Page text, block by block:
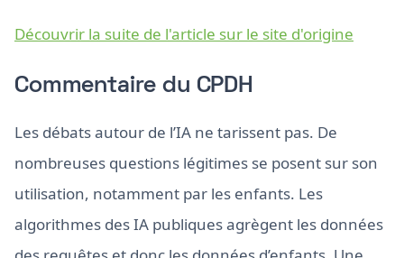
Découvrir la suite de l'article sur le site d'origine
Commentaire du CPDH
Les débats autour de l’IA ne tarissent pas. De
nombreuses questions légitimes se posent sur son
utilisation, notamment par les enfants. Les
algorithmes des IA publiques agrègent les données